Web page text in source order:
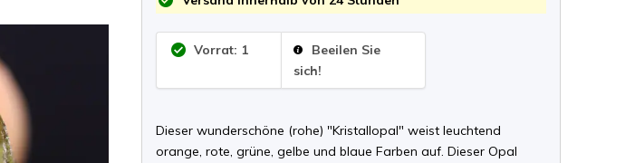
Vorrat: 1
Beeilen Sie
sich!
Dieser wunderschöne (rohe) "Kristallopal" weist leuchtend
orange, rote, grüne, gelbe und blaue Farben auf. Dieser Opal